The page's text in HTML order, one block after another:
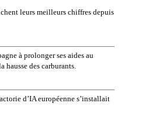
leurs meilleurs chiffres depuis
à prolonger ses aides au
hausse des carburants.
d’IA européenne s’installait